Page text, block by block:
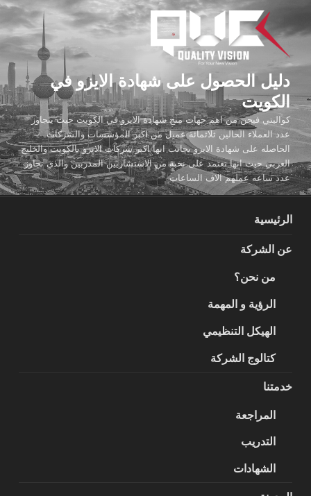
المحتوى
دليل الحصول على شهادة الايزو في
الكويت
كواليتي فيجن من اهم جهات منح شهادة الايزو في الكويت حيث يتجاوز
عدد العملاء الحالين ثلاثمائة عميل من اكبر المؤسسات والشركات
الحاصله على شهادة الايزو بجانب انها اكبر شركات الايزو بالكويت والخليج
العربي حيث انها تعتمد على نخبة من الاستشاريين المدربين والذي تجاوز
عدد ساعه عملهم الاف الساعات
الرئيسية
عن الشركة
من نحن؟
الرؤية و المهمة
الهيكل التنظيمي
كتالوج الشركة
خدمتنا
المراجعة
التدريب
الشهادات